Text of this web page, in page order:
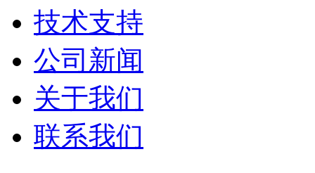
技术支持
公司新闻
关于我们
联系我们